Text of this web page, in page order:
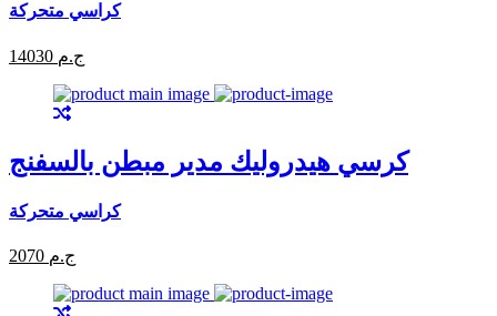
كراسي متحركة
14030 ج.م
كرسي هيدروليك مدير مبطن بالسفنج
كراسي متحركة
2070 ج.م